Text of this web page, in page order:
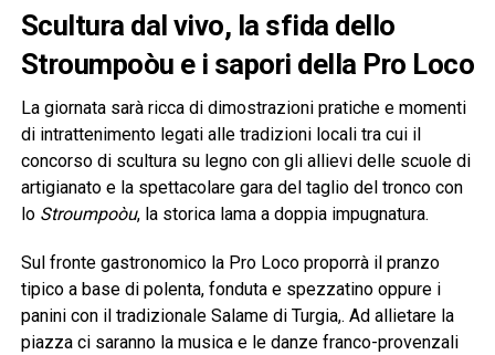
Scultura dal vivo, la sfida dello
Stroumpoòu e i sapori della Pro Loco
La giornata sarà ricca di dimostrazioni pratiche e momenti
di intrattenimento legati alle tradizioni locali tra cui il
concorso di scultura su legno con gli allievi delle scuole di
artigianato e la spettacolare gara del taglio del tronco con
lo Stroumpoòu, la storica lama a doppia impugnatura.
Sul fronte gastronomico la Pro Loco proporrà il pranzo
tipico a base di polenta, fonduta e spezzatino oppure i
panini con il tradizionale Salame di Turgia,. Ad allietare la
piazza ci saranno la musica e le danze franco-provenzali